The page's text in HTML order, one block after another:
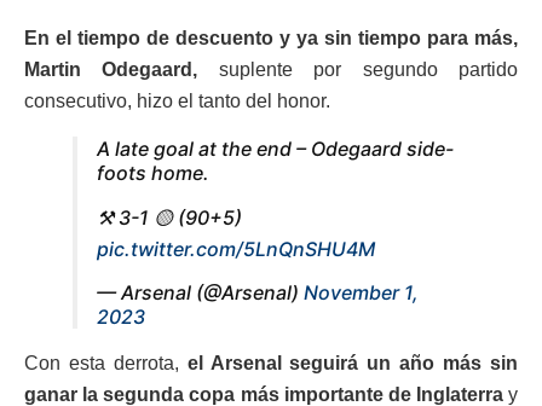
En el tiempo de descuento y ya sin tiempo para más,
Martin Odegaard, suplente por segundo partido
consecutivo, hizo el tanto del honor.
A late goal at the end – Odegaard side-
foots home.
⚒️ 3-1 🟡 (90+5)
pic.twitter.com/5LnQnSHU4M
— Arsenal (@Arsenal) November 1,
2023
Con esta derrota, el Arsenal seguirá un año más sin
ganar la segunda copa más importante de Inglaterray